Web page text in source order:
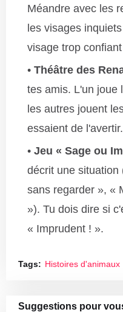
Méandre avec les
les visages
visage trop
Théâtre des
tes amis. L'un joue
les autres jouent
essaient de l'avertir.
Jeu « Sage ou
décrit une situation
sans regarder », «
»). Tu dois dire si
« Imprudent ! ».
Tags: Histoires d'animaux
Suggestions pour